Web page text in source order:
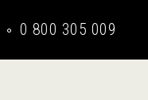
0 800 305 009